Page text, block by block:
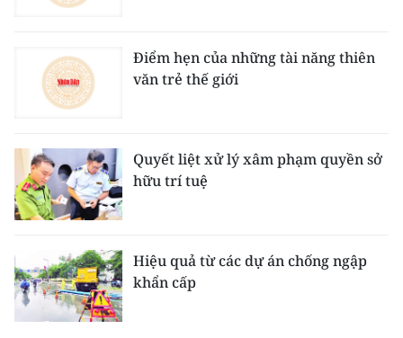
Điểm hẹn của những tài năng thiên
văn trẻ thế giới
Quyết liệt xử lý xâm phạm quyền sở
hữu trí tuệ
Hiệu quả từ các dự án chống ngập
khẩn cấp